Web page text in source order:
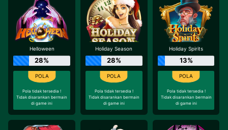
Helloween
28%
Pola tidak tersedia !
Tidak disarankan bermain
di game ini
Holiday Season
28%
Pola tidak tersedia !
Tidak disarankan bermain
di game ini
Holiday Spirits
13%
Pola tidak tersedia !
Tidak disarankan bermain
di game ini